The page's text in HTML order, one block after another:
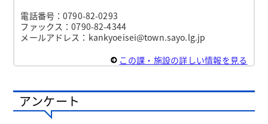
電話番号：0790-82-0293
ファックス：0790-82-4344
メールアドレス：kankyoeisei@town.sayo.lg.jp
この課・施設の詳しい情報を見る
アンケート